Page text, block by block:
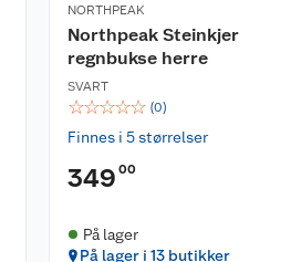
NORTHPEAK
Northpeak Steinkjer
regnbukse herre
SVART
☆☆☆☆☆ (0)
Finnes i 5 størrelser
349 00
På lager
På lager i 13 butikker